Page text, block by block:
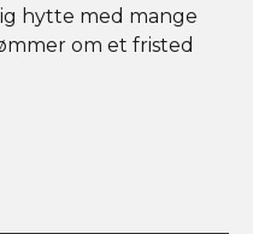
hytte med mange
om et fristed